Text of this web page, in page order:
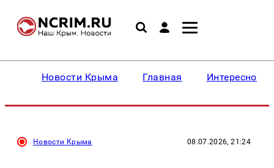
Новости Крыма Главная Интересное
Новости Крыма 08.07.2026, 21:24